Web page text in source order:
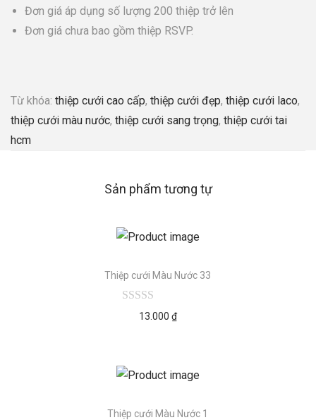
Đơn giá áp dụng số lượng 200 thiệp trở lên
Đơn giá chưa bao gồm thiệp RSVP.
Từ khóa: thiệp cưới cao cấp, thiệp cưới đẹp, thiệp cưới laco,
thiệp cưới màu nước, thiệp cưới sang trọng, thiệp cưới tai
hcm
Sản phẩm tương tự
Thiệp cưới Màu Nước 33
13.000 ₫
Thiệp cưới Màu Nước 1